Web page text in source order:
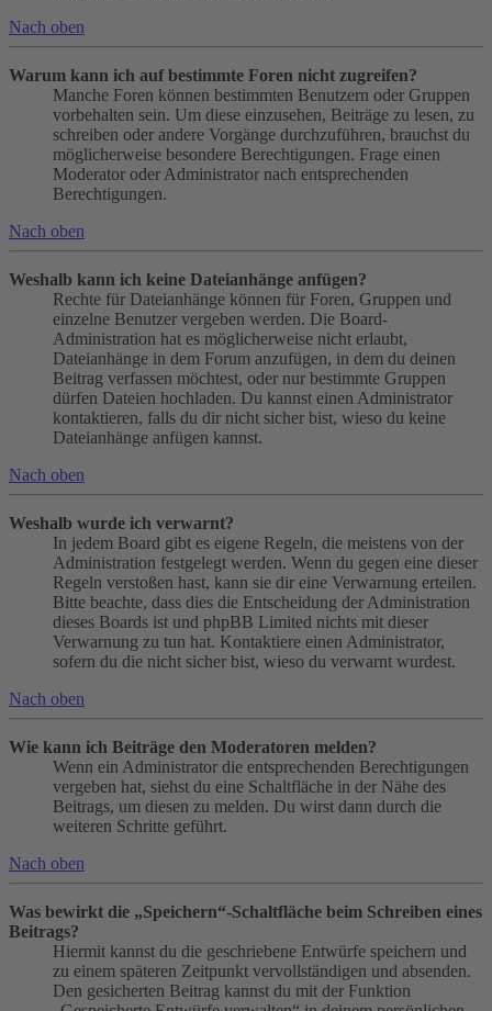
Nach oben
Warum kann ich auf bestimmte Foren nicht zugreifen?
Manche Foren können bestimmten Benutzern oder Gruppen
vorbehalten sein. Um diese einzusehen, Beiträge zu lesen, zu
schreiben oder andere Vorgänge durchzuführen, brauchst du
möglicherweise besondere Berechtigungen. Frage einen
Moderator oder Administrator nach entsprechenden
Berechtigungen.
Nach oben
Weshalb kann ich keine Dateianhänge anfügen?
Rechte für Dateianhänge können für Foren, Gruppen und
einzelne Benutzer vergeben werden. Die Board-
Administration hat es möglicherweise nicht erlaubt,
Dateianhänge in dem Forum anzufügen, in dem du deinen
Beitrag verfassen möchtest, oder nur bestimmte Gruppen
dürfen Dateien hochladen. Du kannst einen Administrator
kontaktieren, falls du dir nicht sicher bist, wieso du keine
Dateianhänge anfügen kannst.
Nach oben
Weshalb wurde ich verwarnt?
In jedem Board gibt es eigene Regeln, die meistens von der
Administration festgelegt werden. Wenn du gegen eine dieser
Regeln verstoßen hast, kann sie dir eine Verwarnung erteilen.
Bitte beachte, dass dies die Entscheidung der Administration
dieses Boards ist und phpBB Limited nichts mit dieser
Verwarnung zu tun hat. Kontaktiere einen Administrator,
sofern du die nicht sicher bist, wieso du verwarnt wurdest.
Nach oben
Wie kann ich Beiträge den Moderatoren melden?
Wenn ein Administrator die entsprechenden Berechtigungen
vergeben hat, siehst du eine Schaltfläche in der Nähe des
Beitrags, um diesen zu melden. Du wirst dann durch die
weiteren Schritte geführt.
Nach oben
Was bewirkt die „Speichern“-Schaltfläche beim Schreiben eines
Beitrags?
Hiermit kannst du die geschriebene Entwürfe speichern und
zu einem späteren Zeitpunkt vervollständigen und absenden.
Den gesicherten Beitrag kannst du mit der Funktion